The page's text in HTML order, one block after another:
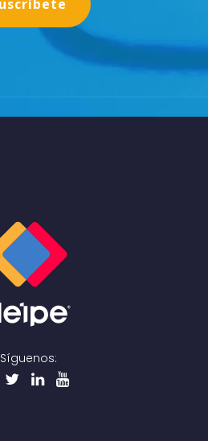
Síguenos: